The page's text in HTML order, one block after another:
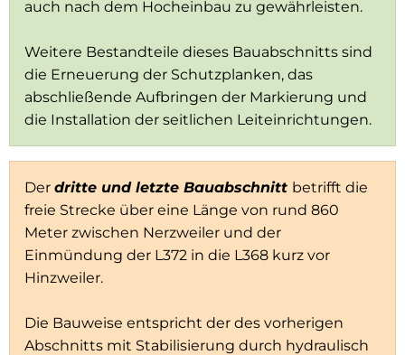
auch nach dem Hocheinbau zu gewährleisten.
Weitere Bestandteile dieses Bauabschnitts sind
die Erneuerung der Schutzplanken, das
abschließende Aufbringen der Markierung und
die Installation der seitlichen Leiteinrichtungen.
Der dritte und letzte Bauabschnitt betrifft die
freie Strecke über eine Länge von rund 860
Meter zwischen Nerzweiler und der
Einmündung der L372 in die L368 kurz vor
Hinzweiler.
Die Bauweise entspricht der des vorherigen
Abschnitts mit Stabilisierung durch hydraulisch